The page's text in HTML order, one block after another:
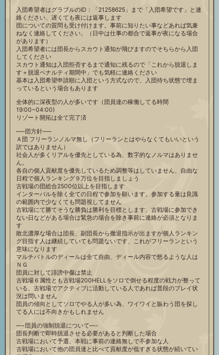
入団希望者はグラブルのID：「21258625」まで「入団希望です」と連
絡ください、遅くても夜には返事します
団についての質問も受け付けます。事前に知りたい事などあれば気兼
ねなく連絡してください。（日中は仕事の都合で返事が夜になる場合
があります）
入団希望者には団長からスカウト通知が飛びますのでそちらから入団
してください
スカウト通知は入団拒否するまで通知に残るので「これから脱退しま
す＋脱退ペナルティ期間中」でも気軽に連絡ください
基本は入団希望申請順に入団という方式なので、入団待ち状態で埋ま
っているという場合もあります
全体的に深夜型の人が多いです（団員達の稼働してる時間
19:00~04:00)
リゾート開拓は全て完了済
—–団方針—–
Ａ団 フリーランノルマ無し（フリーランとはやらなくてもいいという
訳ではありません）
社会人が多くリアルを優先としている為、数字的なノルマはありませ
ん。
各自の個人貢献度を優先しているため調整等はしていません、自由な
日程で個人ランキング９万位を目指しましょう
古戦場の団総合2500位以上を目指します
インターバルを除く全ての日程で参加を願います。参加する量は良識
の範囲内で少なくても問題視してません
古戦場にて勝てそうな勝負は勝利を目標とします、古戦場に参加でき
ない日などがある場合は緊急の場合を除き事前に連絡が必須となりま
す
敗北濃厚な場合は団長、副団長から撤退指示が出ますが個人ランキン
グ目指す人は継続していても問題ないです、これがフリーランという
意味になります
マルチバトルのディールは全て自由、ディール内容で怒るような人は
ＮＧ
団員に対して誹謗中傷は禁止
古戦場６属性とも古戦場200HELLをソロで倒せる程度の戦力が整って
いる、古戦場でアクティブに活動している人であれば普段のプレイ状
況は問いません
団員の傾向としてソロでやる人が多い為、ワイワイと賑わう団を探し
てる人には不向きかもしれません
—-団員の強制脱退について—-
団長判断で即時脱退させる必要があると判断した場合
古戦場において予選、本戦に事前の連絡無しで不参加な人
古戦場において他の団員達と比べて貢献度が低すぎる状態が続いてい